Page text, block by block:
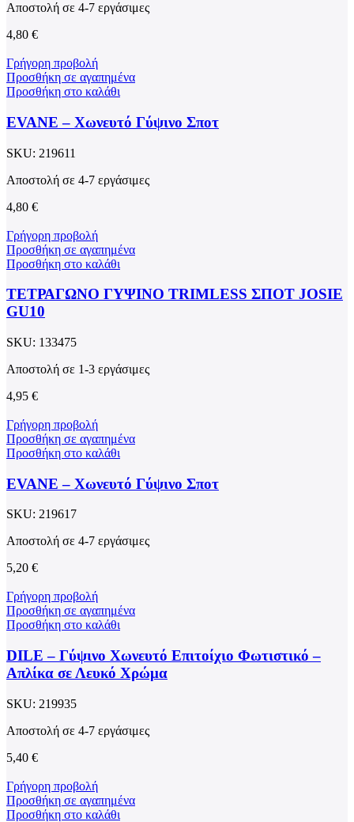
Αποστολή σε 4-7 εργάσιμες
4,80 €
Γρήγορη προβολή
Προσθήκη σε αγαπημένα
Προσθήκη στο καλάθι
EVANE – Χωνευτό Γύψινο Σποτ
SKU: 219611
Αποστολή σε 4-7 εργάσιμες
4,80 €
Γρήγορη προβολή
Προσθήκη σε αγαπημένα
Προσθήκη στο καλάθι
ΤΕΤΡΑΓΩΝΟ ΓΥΨΙΝΟ TRIMLESS ΣΠΟΤ JOSIE
GU10
SKU: 133475
Αποστολή σε 1-3 εργάσιμες
4,95 €
Γρήγορη προβολή
Προσθήκη σε αγαπημένα
Προσθήκη στο καλάθι
EVANE – Χωνευτό Γύψινο Σποτ
SKU: 219617
Αποστολή σε 4-7 εργάσιμες
5,20 €
Γρήγορη προβολή
Προσθήκη σε αγαπημένα
Προσθήκη στο καλάθι
DILE – Γύψινο Χωνευτό Επιτοίχιο Φωτιστικό –
Απλίκα σε Λευκό Χρώμα
SKU: 219935
Αποστολή σε 4-7 εργάσιμες
5,40 €
Γρήγορη προβολή
Προσθήκη σε αγαπημένα
Προσθήκη στο καλάθι